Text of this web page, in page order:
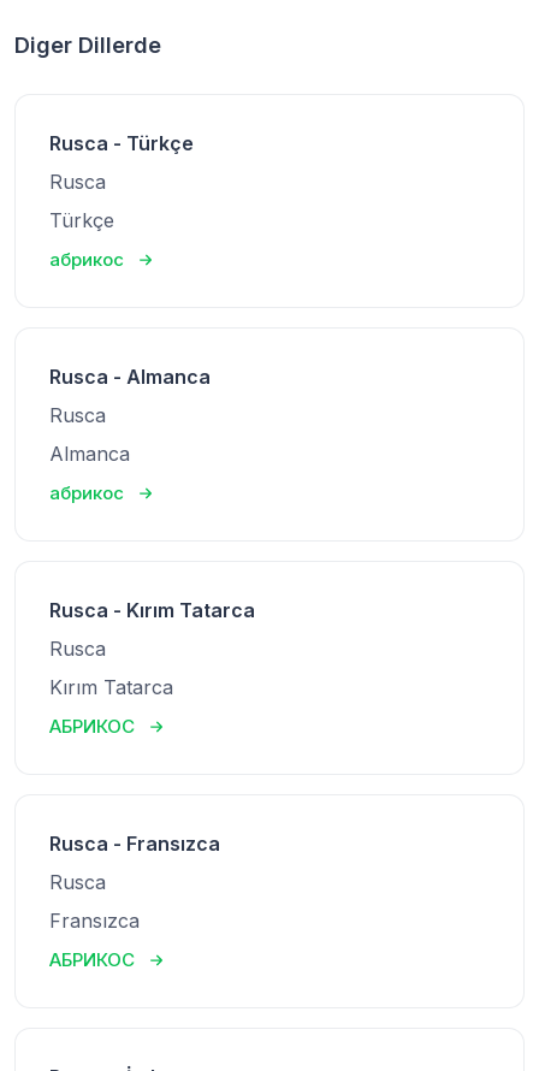
Diger Dillerde
Rusca - Türkçe
Rusca
Türkçe
абрикос
Rusca - Almanca
Rusca
Almanca
абрикос
Rusca - Kırım Tatarca
Rusca
Kırım Tatarca
АБРИКОС
Rusca - Fransızca
Rusca
Fransızca
АБРИКОС